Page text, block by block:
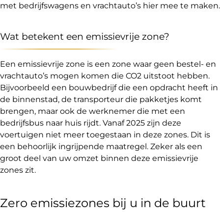
met bedrijfswagens en vrachtauto’s hier mee te maken.
Wat betekent een emissievrije zone?
Een emissievrije zone is een zone waar geen bestel- en
vrachtauto’s mogen komen die CO2 uitstoot hebben.
Bijvoorbeeld een bouwbedrijf die een opdracht heeft in
de binnenstad, de transporteur die pakketjes komt
brengen, maar ook de werknemer die met een
bedrijfsbus naar huis rijdt. Vanaf 2025 zijn deze
voertuigen niet meer toegestaan in deze zones. Dit is
een behoorlijk ingrijpende maatregel. Zeker als een
groot deel van uw omzet binnen deze emissievrije
zones zit.
Zero emissiezones bij u in de buurt